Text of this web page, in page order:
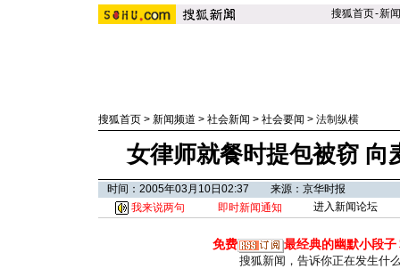
搜狐首页-新闻
搜狐首页 > 新闻频道 > 社会新闻 > 社会要闻 > 法制纵横
女律师就餐时提包被窃 向
时间：2005年03月10日02:37 来源：京华时报
我来说两句
即时新闻通知 进入新闻论坛
免费 最经典的幽默小段子
搜狐新闻，告诉你正在发生什